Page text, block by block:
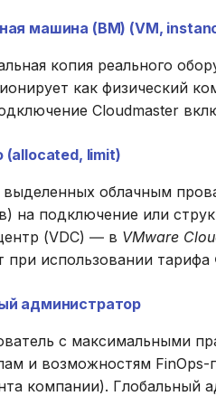
машина (ВМ) (VM,
копия реального
как физический
Cloudmaster
(allocated, limit)
облачным
на подключение или
(VDC) ― в VMware
при использовании тарифа
администратор
с максимальными
и возможностям
компании). Глобальный